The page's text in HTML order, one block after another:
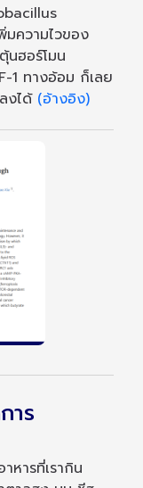
ความไวของ
นฮอร์โมน
1 ทางอ้อม ก็เลย
งได้ (อ้างอิง)
าร
หารที่เรากิน